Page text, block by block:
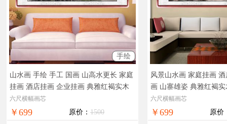
手绘
山水画 手绘 手工 国画 山高水更长 家庭
挂画 酒店挂画 企业挂画 典雅红褐实木
框 实物拍摄，现货图片，在线支付，全
国免邮
六尺横幅画芯
￥699 原价： 1500
风景山水画 家庭挂画
画 山寨雄姿 典雅红褐
国画 实物拍摄，现货图
全国免邮
六尺横幅画芯
￥699 原价